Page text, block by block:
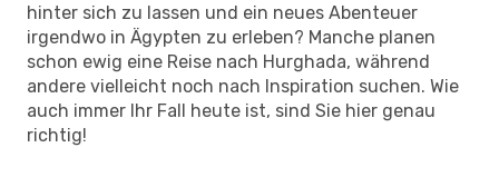
hinter sich zu lassen und ein neues Abenteuer
irgendwo in Ägypten zu erleben? Manche planen
schon ewig eine Reise nach Hurghada, während
andere vielleicht noch nach Inspiration suchen. Wie
auch immer Ihr Fall heute ist, sind Sie hier genau
richtig!